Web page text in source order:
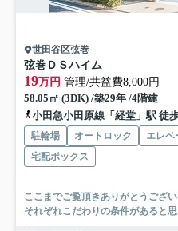
世田谷区弦巻
弦巻ＤＳハイム
19万円 管理/共益費8,000円
58.05㎡ (3DK) /築29年 /4階建
小田急小田原線「経堂」駅 徒
駐輪場 オートロック エレベ
宅配ボックス
ここまでご覧頂きありがとうございます。 お部屋探しの際に
それぞれこだわりの条件があると